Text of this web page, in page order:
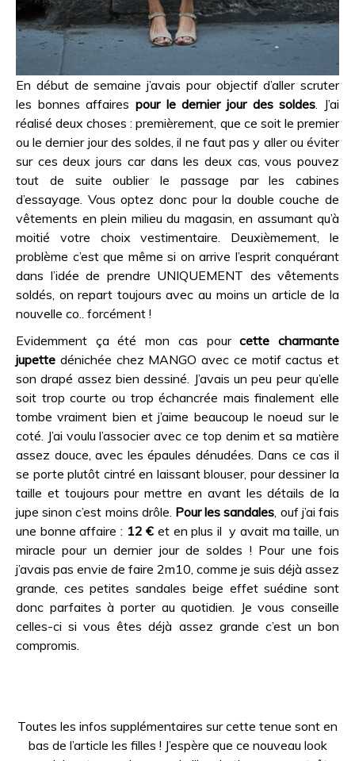
En début de semaine j’avais pour objectif d’aller scruter
les bonnes affaires pour le dernier jour des soldes. J’ai
réalisé deux choses : premièrement, que ce soit le premier
ou le dernier jour des soldes, il ne faut pas y aller ou éviter
sur ces deux jours car dans les deux cas, vous pouvez
tout de suite oublier le passage par les cabines
d’essayage. Vous optez donc pour la double couche de
vêtements en plein milieu du magasin, en assumant qu’à
moitié votre choix vestimentaire. Deuxièmement, le
problème c’est que même si on arrive l’esprit conquérant
dans l’idée de prendre UNIQUEMENT des vêtements
soldés, on repart toujours avec au moins un article de la
nouvelle co.. forcément !
Evidemment ça été mon cas pourcette charmante
jupette dénichée chez MANGO avec ce motif cactus et
son drapé assez bien dessiné. J’avais un peu peur qu’elle
soit trop courte ou trop échancrée mais finalement elle
tombe vraiment bien et j’aime beaucoup le noeud sur le
coté. J’ai voulu l’associer avec ce top denim et sa matière
assez douce, avec les épaules dénudées. Dans ce cas il
se porte plutôt cintré en laissant blouser, pour dessiner la
taille et toujours pour mettre en avant les détails de la
jupe sinon c’est moins drôle. Pour les sandales, ouf j’ai fais
une bonne affaire : 12 € et en plus il y avait ma taille, un
miracle pour un dernier jour de soldes ! Pour une fois
j’avais pas envie de faire 2m10, comme je suis déjà assez
grande, ces petites sandales beige effet suédine sont
donc parfaites à porter au quotidien. Je vous conseille
celles-ci si vous êtes déjà assez grande c’est un bon
compromis.
Toutes les infos supplémentaires sur cette tenue sont en
bas de l’article les filles ! J’espère que ce nouveau look